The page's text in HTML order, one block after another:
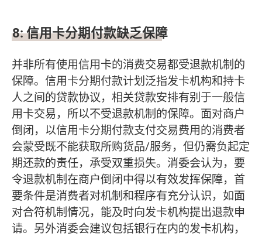
8:信用卡分期付款缺乏保障
并非所有使用信用卡的消费交易都受退款机制的
保障。信用卡分期付款计划泛指发卡机构和持卡
人之间的贷款协议，相关贷款安排有别于一般信
用卡交易，所以不受退款机制的保障。面对商户
倒闭，以信用卡分期付款支付交易费用的消费者
会蒙受既不能获取所购货品/服务，但仍需负起定
期还款的责任，承受双重损失。消委会认为，要
令退款机制在商户倒闭中得以有效发挥保障，首
要条件是消费者对机制和程序有充分认识，如面
对合符机制情况，能及时向发卡机构提出退款申
请。另外消委会建议包括银行在内的发卡机构，